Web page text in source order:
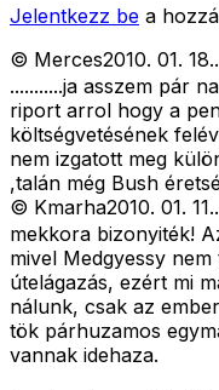
Jelentkezz be a
© Merces2010. 01. 18..
...........ja asszem pár
riport arrol hogy a
költségvetésének
nem izgatott meg
,talán még Bush
© Kmarha2010. 01. 11..
mekkora bizonyiték!
mivel Medgyessy
útelágazás, ezért mi
nálunk, csak az
tök párhuzamos
vannak idehaza.